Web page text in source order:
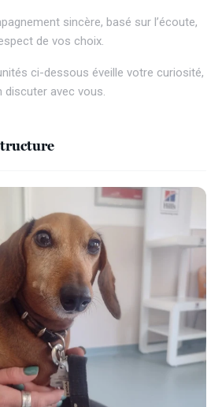
sincère, basé sur l’écoute,
de vos choix.
ci-dessous éveille votre curiosité,
discuter avec vous.